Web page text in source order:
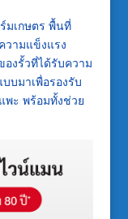
มเกษตร พื้นที่
วามแข็งแรง
งรั้วที่ได้รับความ
บมาเพื่อรองรับ
พะ พร้อมทั้งช่วย